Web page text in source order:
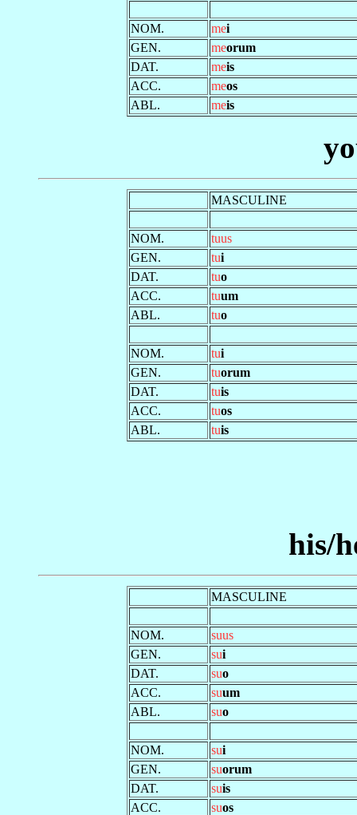
NOM. mei
GEN.
meorum
DAT.
meis
ACC.
meos
ABL.
meis
MASCULINE
NOM.
tuus
GEN.
tui
DAT.
tuo
ACC.
tuum
ABL.
tuo
NOM. tui
GEN.
tuorum
DAT.
tuis
ACC.
tuos
ABL.
tuis
his/
MASCULINE
NOM.
suus
GEN.
sui
DAT.
suo
ACC.
suum
ABL.
suo
NOM. sui
GEN.
suorum
DAT.
suis
ACC.
suos